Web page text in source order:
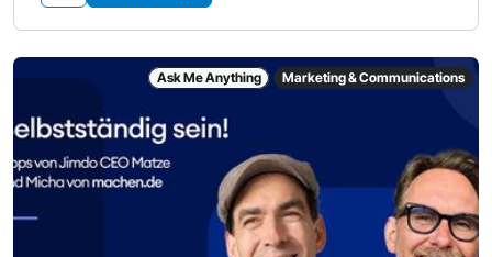
Ask Me Anything Marketing & Communications